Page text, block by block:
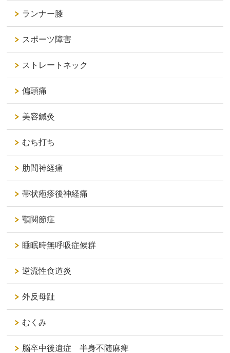
ランナー膝
スポーツ障害
ストレートネック
偏頭痛
美容鍼灸
むち打ち
肋間神経痛
帯状疱疹後神経痛
顎関節症
睡眠時無呼吸症候群
逆流性食道炎
外反母趾
むくみ
脳卒中後遺症 半身不随麻痺